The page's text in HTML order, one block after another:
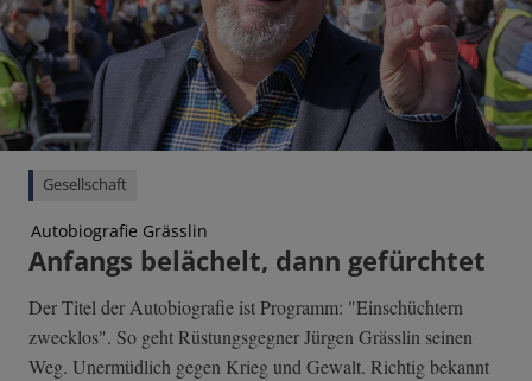
Gesellschaft
Autobiografie Grässlin
Anfangs belächelt, dann gefürchtet
Der Titel der Autobiografie ist Programm: "Einschüchtern
zwecklos". So geht Rüstungsgegner Jürgen Grässlin seinen
Weg. Unermüdlich gegen Krieg und Gewalt. Richtig bekannt